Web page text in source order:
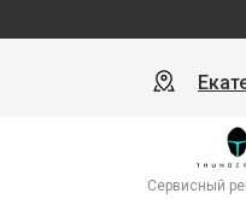
Сервисный